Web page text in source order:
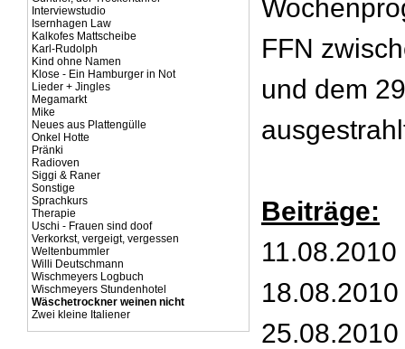
Interviewstudio
Isernhagen Law
Kalkofes Mattscheibe
Karl-Rudolph
Kind ohne Namen
Klose - Ein Hamburger in Not
Lieder + Jingles
Megamarkt
Mike
Neues aus Plattengülle
Onkel Hotte
Pränki
Radioven
Siggi & Raner
Sonstige
Sprachkurs
Therapie
Uschi - Frauen sind doof
Verkorkst, vergeigt, vergessen
Weltenbummler
Willi Deutschmann
Wischmeyers Logbuch
Wischmeyers Stundenhotel
Wäschetrockner weinen nicht
Zwei kleine Italiener
FFN
und dem
Beiträge: